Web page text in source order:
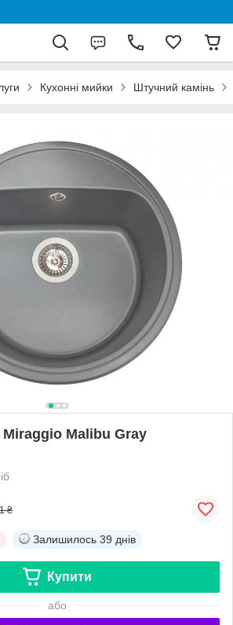
Кухонні мийки Штучний камінь
Malibu Gray
₴
Залишилось 39 днів
Купити
або